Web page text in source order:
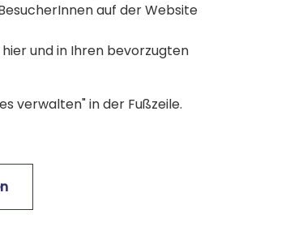
auf der Website
und in Ihren bevorzugten
verwalten" in der Fußzeile.